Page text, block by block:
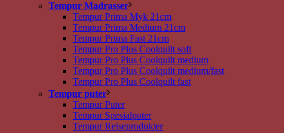
Tempur Madrasser
Tempur Prima Myk 21cm
Tempur Prima Medium 21cm
Tempur Prima Fast 21cm
Tempur Pro Plus Coolquilt soft
Tempur Pro Plus Coolquilt medium
Tempur Pro Plus Coolquilt medium/fast
Tempur Pro Plus Coolquilt fast
Tempur puter
Tempur Puter
Tempur Spesialputer
Tempur Reiseprodukter